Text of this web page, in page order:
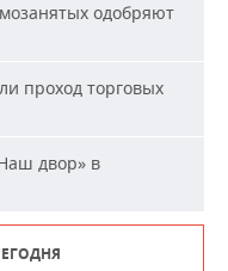
одобряют
проход торговых
двор» в